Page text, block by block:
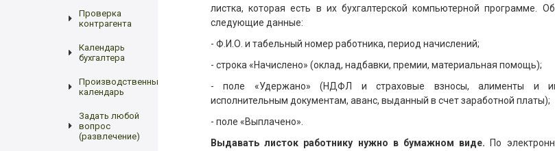
Проверка
контрагента
Календарь
бухгалтера
Производственный
календарь
Задать любой
вопрос
(развлечение)
листка, которая есть в их бухгалтерской компьютерной программе.
следующие данные:
- Ф.И.О. и табельный номер работника, период начислений;
- строка «Начислено» (оклад, надбавки, премии, материальная помощь);
- поле «Удержано» (НДФЛ и страховые взносы, алименты и
исполнительным документам, аванс, выданный в счет заработной платы);
- поле «Выплачено».
Выдавать листок работнику нужно в бумажном виде. По